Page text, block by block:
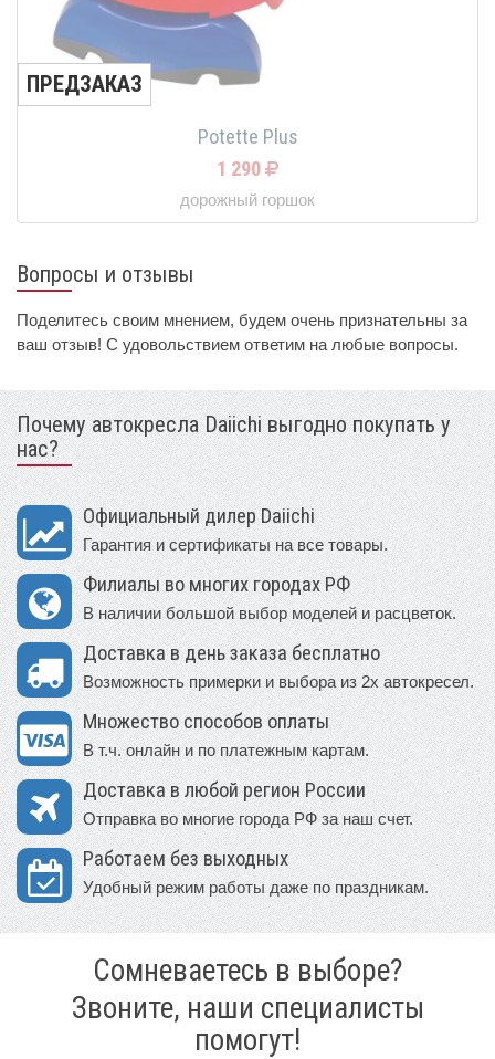
ПРЕДЗАКАЗ
Potette Plus
1 290
дорожный горшок
Вопросы и отзывы
Поделитесь своим мнением, будем очень признательны за
ваш отзыв! С удовольствием ответим на любые вопросы.
Почему автокресла Daiichi выгодно покупать у
нас?
Официальный дилер Daiichi
Гарантия и сертификаты на все товары.
Филиалы во многих городах РФ
В наличии большой выбор моделей и расцветок.
Доставка в день заказа бесплатно
Возможность примерки и выбора из 2х автокресел.
Множество способов оплаты
В т.ч. онлайн и по платежным картам.
Доставка в любой регион России
Отправка во многие города РФ за наш счет.
Работаем без выходных
Удобный режим работы даже по праздникам.
Сомневаетесь в выборе?
Звоните, наши специалисты
помогут!